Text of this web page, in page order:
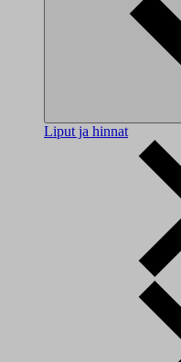
Liput ja hinnat